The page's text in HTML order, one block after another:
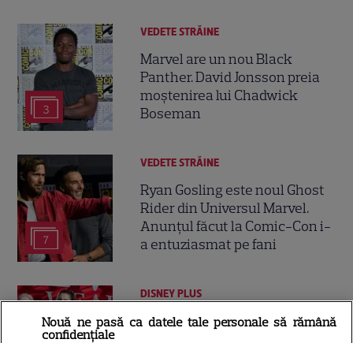
3
VEDETE STRĂINE
Marvel are un nou Black
Panther. David Jonsson preia
moștenirea lui Chadwick
Boseman
7
VEDETE STRĂINE
Ryan Gosling este noul Ghost
Rider din Universul Marvel.
Anunțul făcut la Comic-Con i-
a entuziasmat pe fani
DISNEY PLUS
„Diavolul se îmbracă de la
Nouă ne pasă ca datele tale personale să rămână
confidențiale